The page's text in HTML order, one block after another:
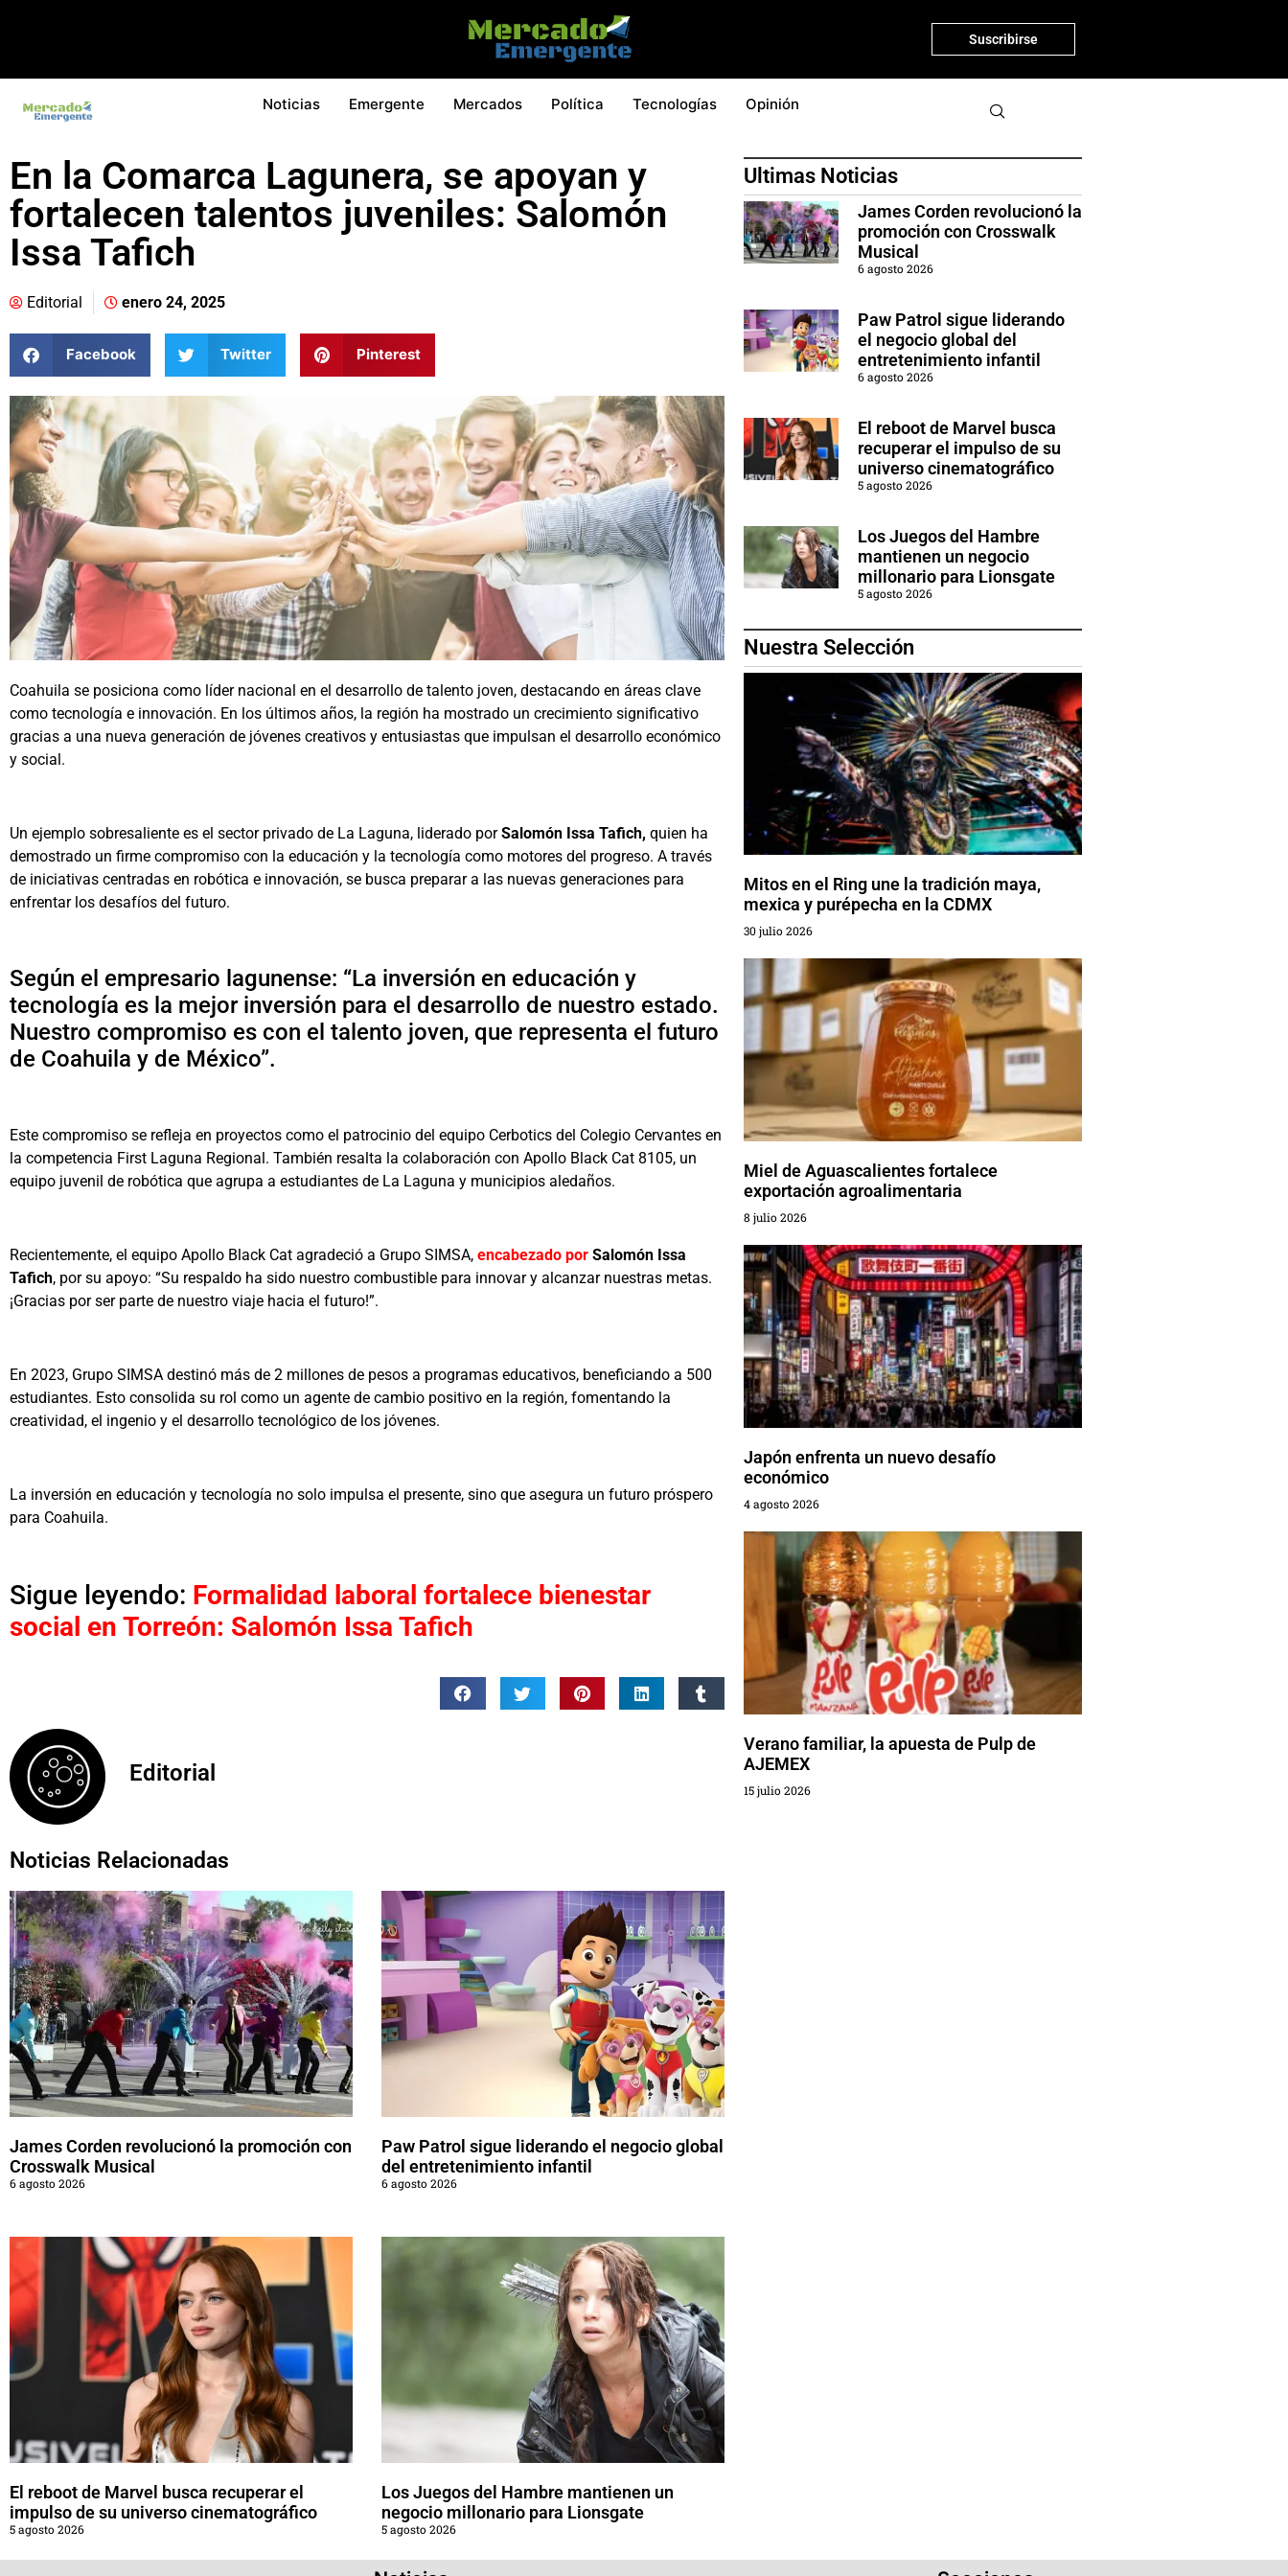
Suscribirse
Noticias Emergente Mercados Política Tecnologías Opinión
En la Comarca Lagunera, se apoyan y
fortalecen talentos juveniles: Salomón
Issa Tafich
Editorial enero 24, 2025
Facebook Twitter Pinterest
Coahuila se posiciona como líder nacional en el desarrollo de talento joven, destacando en áreas clave
como tecnología e innovación. En los últimos años, la región ha mostrado un crecimiento significativo
gracias a una nueva generación de jóvenes creativos y entusiastas que impulsan el desarrollo económico
y social.
Un ejemplo sobresaliente es el sector privado de La Laguna, liderado porSalomón Issa Tafich, quien ha
demostrado un firme compromiso con la educación y la tecnología como motores del progreso. A través
de iniciativas centradas en robótica e innovación, se busca preparar a las nuevas generaciones para
enfrentar los desafíos del futuro.
Según el empresario lagunense: “La inversión en educación y
tecnología es la mejor inversión para el desarrollo de nuestro estado.
Nuestro compromiso es con el talento joven, que representa el futuro
de Coahuila y de México”.
Este compromiso se refleja en proyectos como el patrocinio del equipo Cerbotics del Colegio Cervantes en
la competencia First Laguna Regional. También resalta la colaboración con Apollo Black Cat 8105, un
equipo juvenil de robótica que agrupa a estudiantes de La Laguna y municipios aledaños.
Recientemente, el equipo Apollo Black Cat agradeció a Grupo SIMSA, encabezado por Salomón Issa
Tafich, por su apoyo: “Su respaldo ha sido nuestro combustible para innovar y alcanzar nuestras metas.
¡Gracias por ser parte de nuestro viaje hacia el futuro!”.
En 2023, Grupo SIMSA destinó más de 2 millones de pesos a programas educativos, beneficiando a 500
estudiantes. Esto consolida su rol como un agente de cambio positivo en la región, fomentando la
creatividad, el ingenio y el desarrollo tecnológico de los jóvenes.
La inversión en educación y tecnología no solo impulsa el presente, sino que asegura un futuro próspero
para Coahuila.
Sigue leyendo: Formalidad laboral fortalece bienestar
social en Torreón: Salomón Issa Tafich
Editorial
Noticias Relacionadas
James Corden revolucionó la promoción con
Crosswalk Musical
6 agosto 2026
Paw Patrol sigue liderando el negocio global
del entretenimiento infantil
6 agosto 2026
El reboot de Marvel busca recuperar el
impulso de su universo cinematográfico
5 agosto 2026
Los Juegos del Hambre mantienen un
negocio millonario para Lionsgate
5 agosto 2026
Ultimas Noticias
James Corden revolucionó la
promoción con Crosswalk
Musical
6 agosto 2026
Paw Patrol sigue liderando
el negocio global del
entretenimiento infantil
6 agosto 2026
El reboot de Marvel busca
recuperar el impulso de su
universo cinematográfico
5 agosto 2026
Los Juegos del Hambre
mantienen un negocio
millonario para Lionsgate
5 agosto 2026
Nuestra Selección
Mitos en el Ring une la tradición maya,
mexica y purépecha en la CDMX
30 julio 2026
Miel de Aguascalientes fortalece
exportación agroalimentaria
8 julio 2026
Japón enfrenta un nuevo desafío
económico
4 agosto 2026
Verano familiar, la apuesta de Pulp de
AJEMEX
15 julio 2026